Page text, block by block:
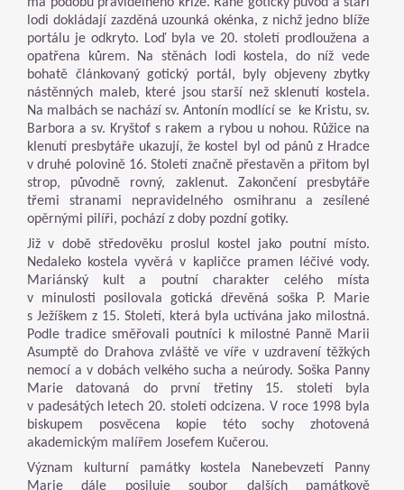
lodi dokládají zazděná uzounká okénka, z nichž jedno blíže
portálu je odkryto. Loď byla ve 20. století prodloužena a
opatřena kůrem. Na stěnách lodi kostela, do níž vede
bohatě článkovaný gotický portál, byly objeveny zbytky
nástěnných maleb, které jsou starší než sklenutí kostela.
Na malbách se nachází sv. Antonín modlící se ke Kristu, sv.
Barbora a sv. Kryštof s rakem a rybou u nohou. Růžice na
klenutí presbytáře ukazují, že kostel byl od pánů z Hradce
v druhé polovině 16. Století značně přestavěn a přitom byl
strop, původně rovný, zaklenut. Zakončení presbytáře
třemi stranami nepravidelného osmihranu a zesílené
opěrnými pilíři, pochází z doby pozdní gotiky.
Již v době středověku proslul kostel jako poutní místo.
Nedaleko kostela vyvěrá v kapličce pramen léčivé vody.
Mariánský kult a poutní charakter celého místa
v minulosti posilovala gotická dřevěná soška P. Marie
s Ježíškem z 15. Století, která byla uctívána jako milostná.
Podle tradice směřovali poutníci k milostné Panně Marii
Asumptě do Drahova zvláště ve víře v uzdravení těžkých
nemocí a v dobách velkého sucha a neúrody. Soška Panny
Marie datovaná do první třetiny 15. století byla
v padesátých letech 20. století odcizena. V roce 1998 byla
biskupem posvěcena kopie této sochy zhotovená
akademickým malířem Josefem Kučerou.
Význam kulturní památky kostela Nanebevzetí Panny
Marie dále posiluje soubor dalších památkově